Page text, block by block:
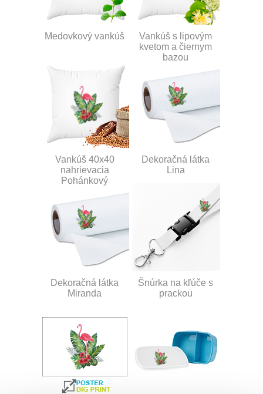
Medovkový vankúš
Vankúš s lipovým
kvetom a čiernym
bazou
Vankúš 40x40
nahrievacia
Pohánkový
Dekoračná látka
Lina
Dekoračná látka
Miranda
Šnúrka na kľúče s
prackou